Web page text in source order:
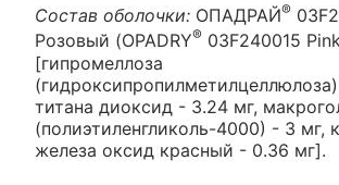
Состав оболочки: ОПАДРАЙ®
Розовый (OPADRY® 03F240015
[гипромеллоза
титана диоксид - 3.24 мг,
(полиэтиленгликоль-4000) - 3 мг,
железа оксид красный - 0.36 мг].